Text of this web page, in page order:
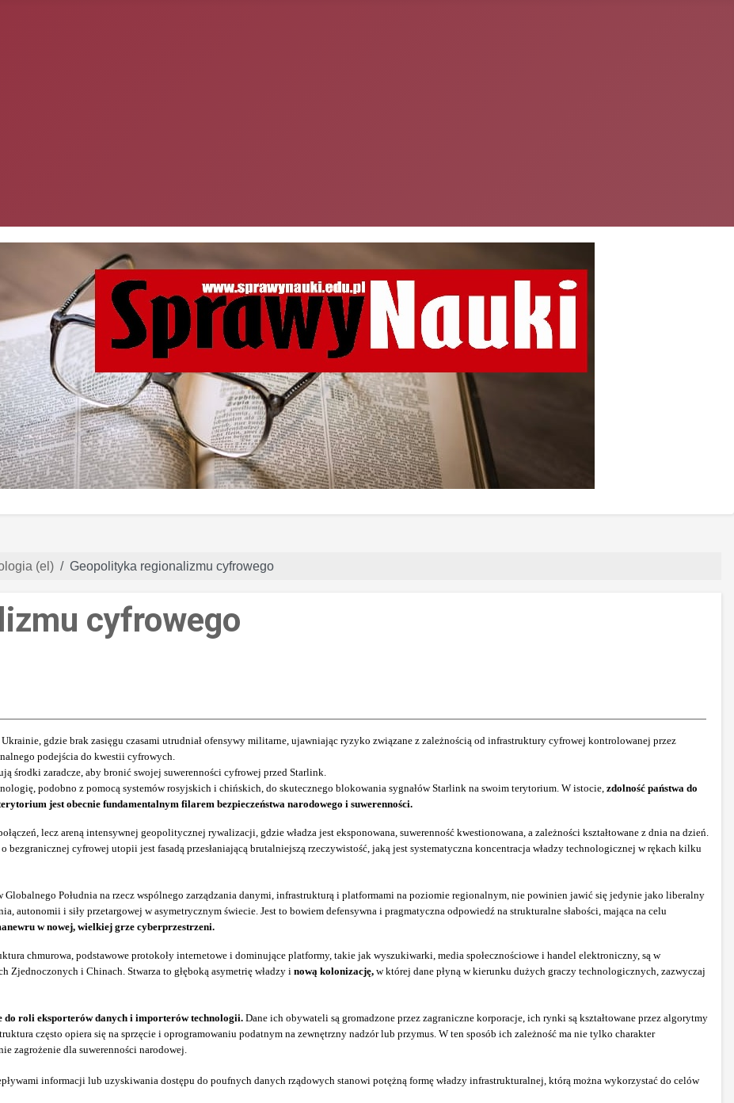
(el) Geopolityka regionalizmu cyfrowego
cyfrowego
gdzie brak zasięgu czasami utrudniał ofensywy militarne, ujawniając ryzyko związane z zależnością od infrastruktury cyfrowej kontrolowanej przez
podejścia do kwestii cyfrowych.
środki zaradcze, aby bronić swojej suwerenności cyfrowej przed Starlink.
podobno z pomocą systemów rosyjskich i chińskich, do skutecznego blokowania sygnałów Starlink na swoim terytorium. W istocie, zdolność państwa do
jest obecnie fundamentalnym filarem bezpieczeństwa narodowego i suwerenności.
lecz areną intensywnej geopolitycznej rywalizacji, gdzie władza jest eksponowana, suwerenność kwestionowana, a zależności kształtowane z dnia na dzień.
bezgranicznej cyfrowej utopii jest fasadą przesłaniającą brutalniejszą rzeczywistość, jaką jest systematyczna koncentracja władzy technologicznej w rękach kilku
Południa na rzecz wspólnego zarządzania danymi, infrastrukturą i platformami na poziomie regionalnym, nie powinien jawić się jedynie jako liberalny
i siły przetargowej w asymetrycznym świecie. Jest to bowiem defensywna i pragmatyczna odpowiedź na strukturalne słabości, mająca na celu
w nowej, wielkiej grze cyberprzestrzeni.
chmurowa, podstawowe protokoły internetowe i dominujące platformy, takie jak wyszukiwarki, media społecznościowe i handel elektroniczny, są w
Zjednoczonych i Chinach. Stwarza to głęboką asymetrię władzy i nową kolonizację, w której dane płyną w kierunku dużych graczy technologicznych, zazwyczaj
do roli eksporterów danych i importerów technologii. Dane ich obywateli są gromadzone przez zagraniczne korporacje, ich rynki są kształtowane przez algorytmy
często opiera się na sprzęcie i oprogramowaniu podatnym na zewnętrzny nadzór lub przymus. W ten sposób ich zależność ma nie tylko charakter
zagrożenie dla suwerenności narodowej.
informacji lub uzyskiwania dostępu do poufnych danych rządowych stanowi potężną formę władzy infrastrukturalnej, którą można wykorzystać do celów